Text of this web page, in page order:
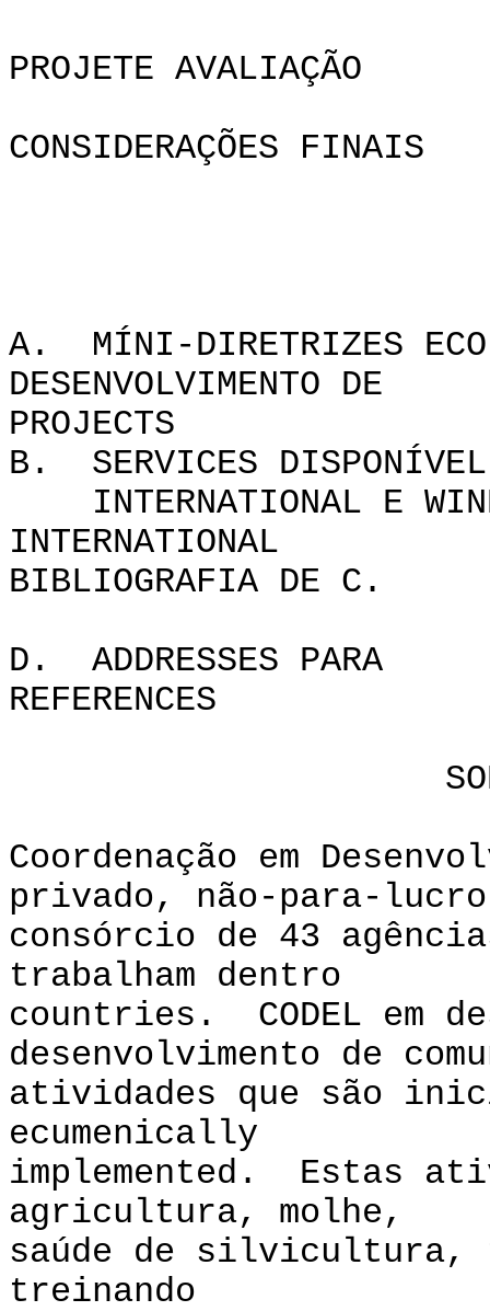
PROJETE AVALIAÇÃO
CONSIDERAÇÕES FINAIS
A. MÍNI-DIRETRIZES
DESENVOLVIMENTO DE
B. SERVICES
INTERNATIONAL E
D. ADDRESSES PARA
SOBRE
Coordenação em
privado, não-para-lucro
consórcio de 43
trabalham dentro
countries. CODEL em
desenvolvimento de
atividades que são
ecumenically
implemented. Estas
agricultura, molhe,
saúde de silvicultura,
treinando